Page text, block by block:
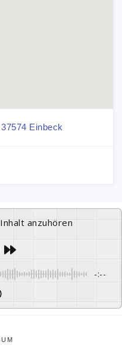
Einbeck
Inhalt anzuhören
-:--